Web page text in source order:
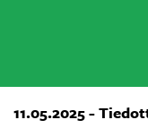
11.05.2025 -